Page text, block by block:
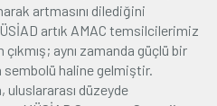
artmasını dilediğini
artık AMAC temsilcilerimiz
aynı zamanda güçlü bir
haline gelmiştir.
uluslararası düzeyde